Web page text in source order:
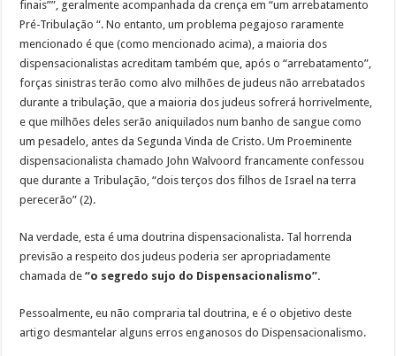
finais””, geralmente acompanhada da crença em “um arrebatamento
Pré-Tribulação “. No entanto, um problema pegajoso raramente
mencionado é que (como mencionado acima), a maioria dos
dispensacionalistas acreditam também que, após o “arrebatamento”,
forças sinistras terão como alvo milhões de judeus não arrebatados
durante a tribulação, que a maioria dos judeus sofrerá horrivelmente,
e que milhões deles serão aniquilados num banho de sangue como
um pesadelo, antes da Segunda Vinda de Cristo. Um Proeminente
dispensacionalista chamado John Walvoord francamente confessou
que durante a Tribulação, “dois terços dos filhos de Israel na terra
perecerão” (2).
Na verdade, esta é uma doutrina dispensacionalista. Tal horrenda
previsão a respeito dos judeus poderia ser apropriadamente
chamada de “o segredo sujo do Dispensacionalismo”.
Pessoalmente, eu não compraria tal doutrina, e é o objetivo deste
artigo desmantelar alguns erros enganosos do Dispensacionalismo.